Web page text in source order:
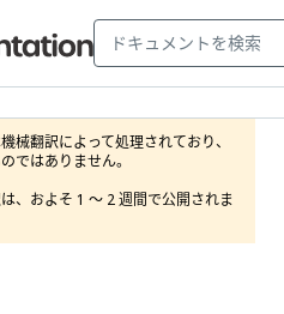
械翻訳によって処理されており、
ではありません。
、およそ 1 ～ 2 週間で公開されま